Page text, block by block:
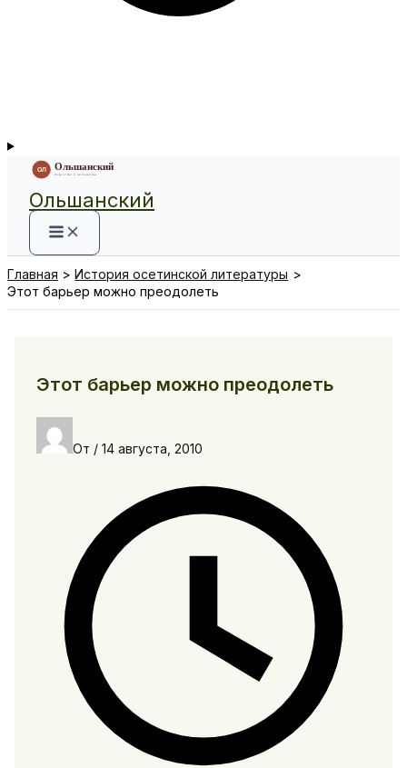
Ольшанский
Главная
История осетинской литературы
Этот барьер можно преодолеть
Этот барьер можно преодолеть
От / 14 августа, 2010